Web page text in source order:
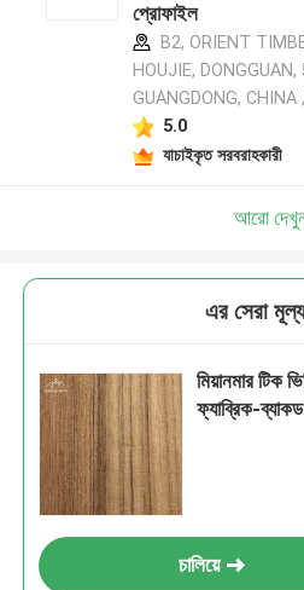
প্রোফাইল
B2, ORIENT
HOUJIE,
GUANGDONG, CHINA
5.0
যাচাইকৃত সরবরাহকারী
আরো
এর সেরা
মিয়ানমার টিক
ফ্যাব্রিক-
চালিয়ে